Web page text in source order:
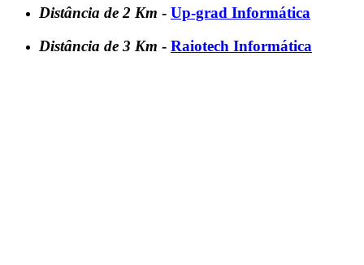
Distância de 2 Km - Up-grad Informática
Distância de 3 Km - Raiotech Informática